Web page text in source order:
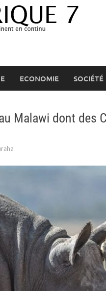
ECONOMIE SOCIÉTÉ
Malawi dont des